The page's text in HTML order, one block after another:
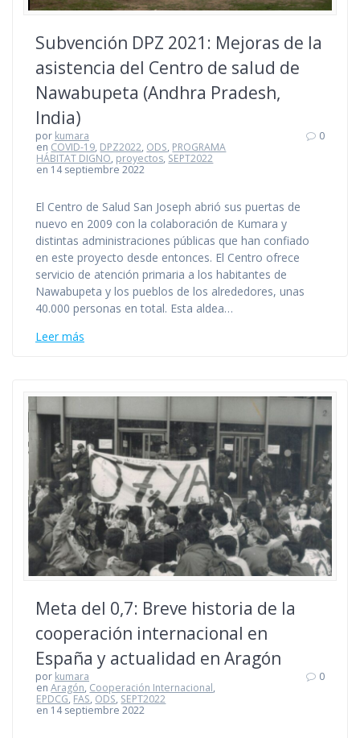
Subvención DPZ 2021: Mejoras de la
asistencia del Centro de salud de
Nawabupeta (Andhra Pradesh,
India)
por kumara
en COVID-19, DPZ2022, ODS, PROGRAMA
HÁBITAT DIGNO, proyectos, SEPT2022
en 14 septiembre 2022
0
El Centro de Salud San Joseph abrió sus puertas de
nuevo en 2009 con la colaboración de Kumara y
distintas administraciones públicas que han confiado
en este proyecto desde entonces. El Centro ofrece
servicio de atención primaria a los habitantes de
Nawabupeta y los pueblos de los alrededores, unas
40.000 personas en total. Esta aldea…
Leer más
Meta del 0,7: Breve historia de la
cooperación internacional en
España y actualidad en Aragón
por kumara
enAragón, Cooperación Internacional,
EPDCG, FAS, ODS, SEPT2022
en 14 septiembre 2022
0